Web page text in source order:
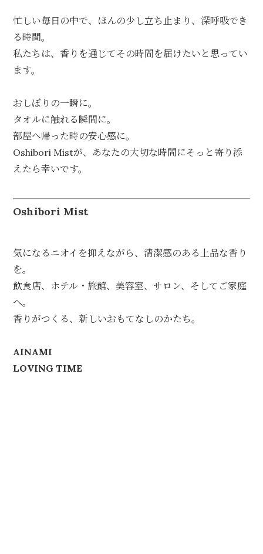
忙しい毎日の中で、ほんの少し立ち止まり、深呼吸でき
る時間。
私たちは、香りを通じてその時間を届けたいと思ってい
ます。
おしぼりの一瞬に。
タオルに触れる瞬間に。
部屋へ帰った時の安心感に。
Oshibori Mistが、あなたの大切な時間にそっと寄り添
えたら幸いです。
Oshibori Mist
気になるニオイを抑えながら、清潔感のある上品な香り
を。
飲食店、ホテル・旅館、美容室、サロン、そしてご家庭
へ。
香りがつくる、新しいおもてなしのかたち。
AINAMI
LOVING TIME